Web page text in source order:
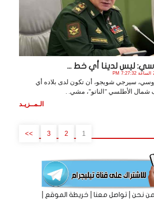
ليس لدينا أي خط ...
سيرجي شويجو، أن تكون لدى بلاده أي
الأطلسي "الناتو"، مشي. .
الـمــزيـد
1
2
3
>>
من نحن|تواصل معنا|خريطة الموقع